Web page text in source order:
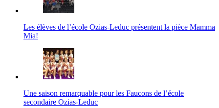
Les élèves de l’école Ozias-Leduc présentent la pièce Mamma
Mia!
Une saison remarquable pour les Faucons de l’école
secondaire Ozias-Leduc